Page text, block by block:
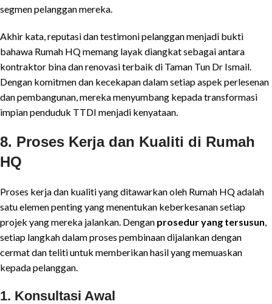
segmen pelanggan mereka.
Akhir kata, reputasi dan testimoni pelanggan menjadi bukti
bahawa Rumah HQ memang layak diangkat sebagai antara
kontraktor bina dan renovasi terbaik di Taman Tun Dr Ismail.
Dengan komitmen dan kecekapan dalam setiap aspek perlesenan
dan pembangunan, mereka menyumbang kepada transformasi
impian penduduk TTDI menjadi kenyataan.
8. Proses Kerja dan Kualiti di Rumah
HQ
Proses kerja dan kualiti yang ditawarkan oleh Rumah HQ adalah
satu elemen penting yang menentukan keberkesanan setiap
projek yang mereka jalankan. Dengan prosedur yang tersusun
setiap langkah dalam proses pembinaan dijalankan dengan
cermat dan teliti untuk memberikan hasil yang memuaskan
kepada pelanggan.
1. Konsultasi Awal